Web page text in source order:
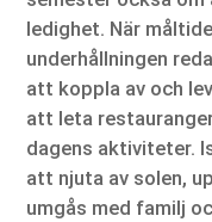
ledighet. När
underhållningen
att koppla av och
att leta
dagens aktiviteter.
att njuta av solen,
umgås med familj